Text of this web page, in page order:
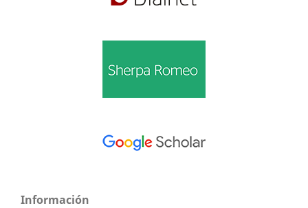
Información